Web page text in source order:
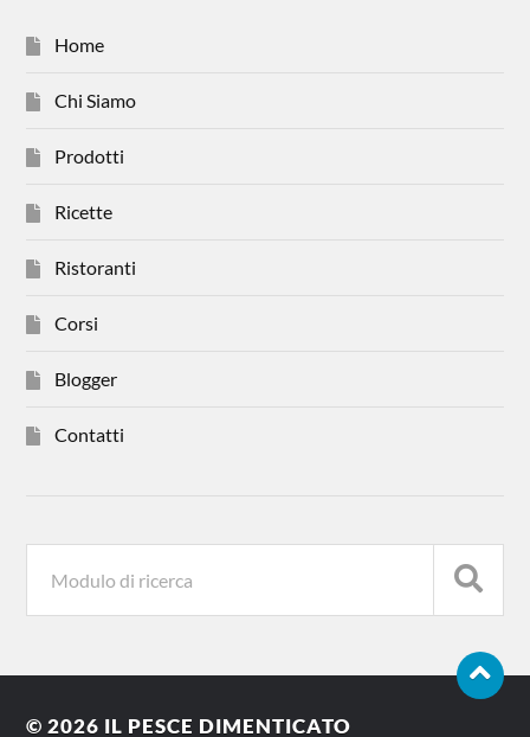
Home
Chi Siamo
Prodotti
Ricette
Ristoranti
Corsi
Blogger
Contatti
© 2026 IL PESCE DIMENTICATO